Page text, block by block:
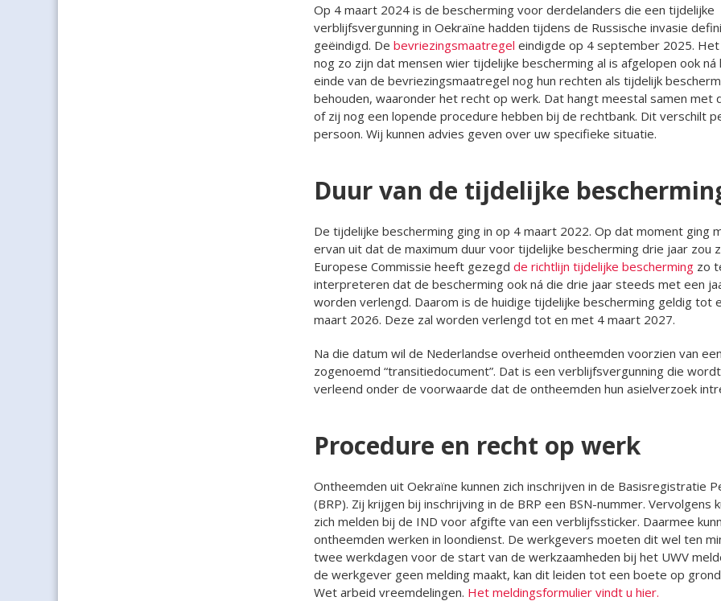
Op 4 maart 2024 is de bescherming voor derdelanders die een tijdelijke
verblijfsvergunning in Oekraïne hadden tijdens de Russische invasie
geëindigd. De bevriezingsmaatregel eindigde op 4 september 2025. Het
nog zo zijn dat mensen wier tijdelijke bescherming al is afgelopen ook ná
einde van de bevriezingsmaatregel nog hun rechten als tijdelijk
behouden, waaronder het recht op werk. Dat hangt meestal samen met
of zij nog een lopende procedure hebben bij de rechtbank. Dit verschilt
persoon. Wij kunnen advies geven over uw specifieke situatie.
Duur van de tijdelijke
De tijdelijke bescherming ging in op 4 maart 2022. Op dat moment ging
ervan uit dat de maximum duur voor tijdelijke bescherming drie jaar zou
Europese Commissie heeft gezegd de richtlijn tijdelijke beschermingzo
interpreteren dat de bescherming ook ná die drie jaar steeds met een
worden verlengd. Daarom is de huidige tijdelijke bescherming geldig tot
maart 2026. Deze zal worden verlengd tot en met 4 maart 2027.
Na die datum wil de Nederlandse overheid ontheemden voorzien van een
zogenoemd “transitiedocument”. Dat is een verblijfsvergunning die wordt
verleend onder de voorwaarde dat de ontheemden hun asielverzoek
Procedure en recht op werk
Ontheemden uit Oekraïne kunnen zich inschrijven in de Basisregistratie
(BRP). Zij krijgen bij inschrijving in de BRP een BSN-nummer. Vervolgens
zich melden bij de IND voor afgifte van een verblijfssticker. Daarmee
ontheemden werken in loondienst. De werkgevers moeten dit wel ten
twee werkdagen voor de start van de werkzaamheden bij het UWV
de werkgever geen melding maakt, kan dit leiden tot een boete op
Wet arbeid vreemdelingen. Het meldingsformulier vindt u hier.